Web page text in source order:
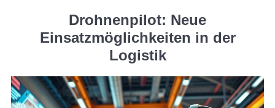
Drohnenpilot: Neue
Einsatzmöglichkeiten in der
Logistik